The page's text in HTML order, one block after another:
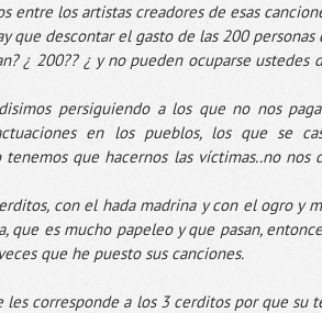
entre los artistas creadores de esas
que descontar el gasto de las 200 personas
? ¿ 200?? ¿ y no pueden ocuparse
persiguiendo a los que no nos
en los pueblos, los que se
tenemos que hacernos las víctimas..no
, con el hada madrina y con el ogro y
que es mucho papeleo y que pasan,
que he puesto sus canciones.
les corresponde a los 3cerditospor que su